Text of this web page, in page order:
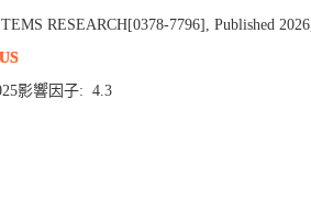
RESEARCH[0378-7796], Published
影響因子: 4.3